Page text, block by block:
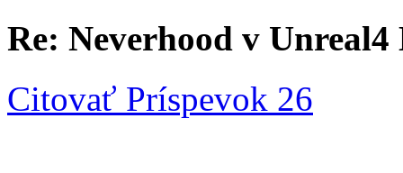
Re: Neverhood v Unreal4
Citovať Príspevok 26